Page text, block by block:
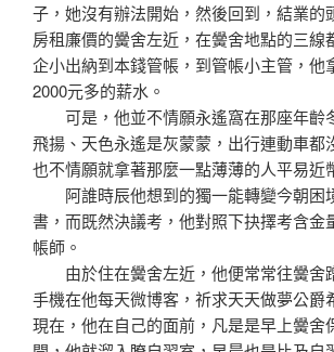
子，她沒有辦法開始，然後回到，結業的
房租廉價的黌舍左近，在黌舍地點的三線
企小出納到本錢管帳，到管帳小主管，他
2000元多的薪水。
可是，他並不情願永遙窩在那座年齡
飛揚、天色永遙是灰蒙蒙，出行連動車都
也不情願就拿著那麼一點薄薄的人平易近
阿誰時辰他想到的獨一能轉變今朝困
書，而既然決議考，他對照下抉擇考含金
帳師。
由於住在黌舍左近，他便常常往黌舍
手機在他每天微博客，祈求天天做夢公爵
現在，他在自己的面前，凡是是早上黌舍